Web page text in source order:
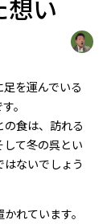
想い
を運んでいる
。
食は、訪れる
て冬の呉とい
ないでしょう
れています。